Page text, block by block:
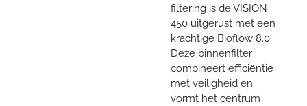
filtering is de VISION
450 uitgerust met een
krachtige Bioflow 8.0.
Deze binnenfilter
combineert efficiëntie
met veiligheid en
vormt het centrum